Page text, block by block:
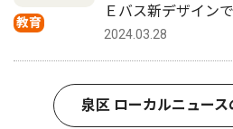
教育
Ｅバス新デザイン
2024.03.28
泉区 ローカルニュー